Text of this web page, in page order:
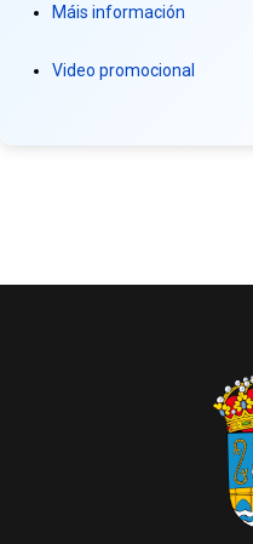
Máis información
Video promocional